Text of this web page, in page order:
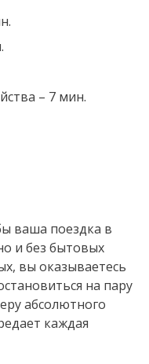
– 7 мин.
ваша поездка в
и без бытовых
вы оказываетесь
на пару
абсолютного
каждая